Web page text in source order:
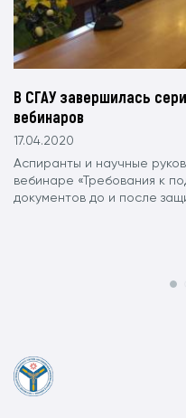
В СГАУ завершилась
вебинаров
17.04.2020
Аспиранты и научные
вебинаре «Требования к
документов до и после